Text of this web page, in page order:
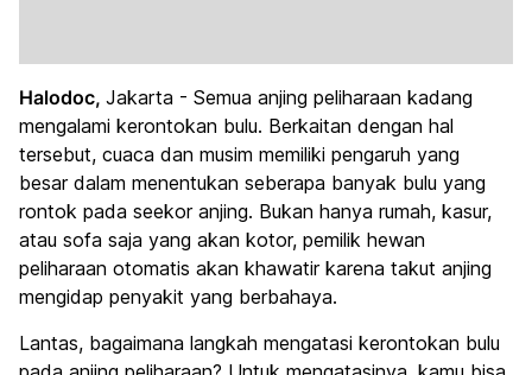
Halodoc, Jakarta - Semua anjing peliharaan kadang
mengalami kerontokan bulu. Berkaitan dengan hal
tersebut, cuaca dan musim memiliki pengaruh yang
besar dalam menentukan seberapa banyak bulu yang
rontok pada seekor anjing. Bukan hanya rumah, kasur,
atau sofa saja yang akan kotor, pemilik hewan
peliharaan otomatis akan khawatir karena takut anjing
mengidap penyakit yang berbahaya.
Lantas, bagaimana langkah mengatasi kerontokan bulu